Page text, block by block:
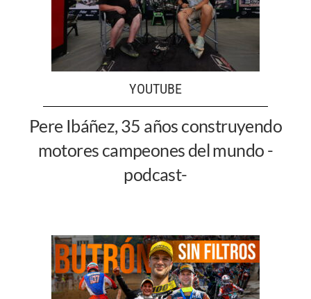
YOUTUBE
Pere Ibáñez, 35 años construyendo
motores campeones del mundo -
podcast-